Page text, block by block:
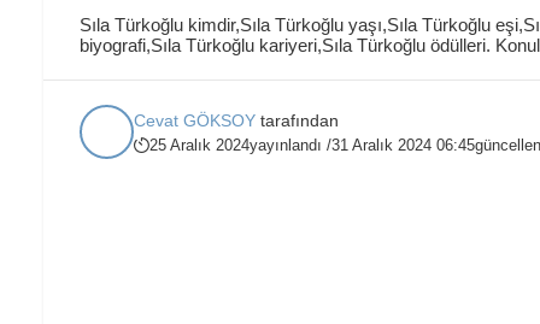
Sıla Türkoğlu kimdir,Sıla Türkoğlu yaşı,Sıla Türkoğlu
biyografi,Sıla Türkoğlu kariyeri,Sıla Türkoğlu ödülleri.
yaşta başlamış ve kısa sürede Türk televizyonlarında
Cevat GÖKSOY tarafından
25 Aralık 2024yayınlandı /31 Aralık 2024 06:45